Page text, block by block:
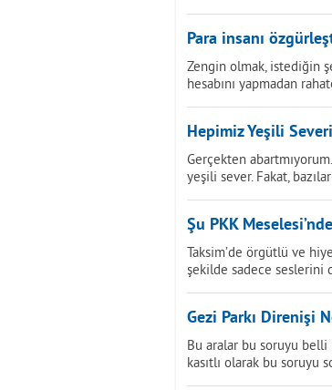
Para insanı
Zengin olmak, istediğin
hesabını yapmadan
Hepimiz Yeşili
Gerçekten
yeşili sever. Fakat,
Şu PKK
Taksim’de örgütlü ve
şekilde sadece seslerini
Gezi Parkı Direnişi
Bu aralar bu soruyu
kasıtlı olarak bu soruyu